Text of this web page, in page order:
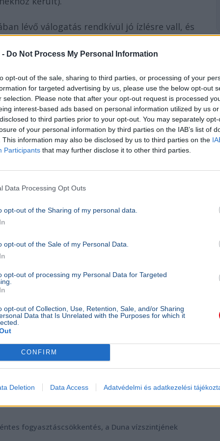
- Do Not Process My Personal Information
opt-out of the sale, sharing to third parties, or processing of your
for targeted advertising by us, please use the below opt-out
selection. Please note that after your opt-out request is processed
interest-based ads based on personal information utilized by us
to third parties prior to your opt-out. You may separately
of your personal information by third parties on the IAB’s list of
This information may also be disclosed by us to third parties on the
Participants that may further disclose it to other third parties.
Data Processing Opt Outs
opt-out of the Sharing of my personal data.
opt-out of the Sale of my Personal Data.
opt-out of processing my Personal Data for Targeted
opt-out of Collection, Use, Retention, Sale, and/or Sharing
Data that Is Unrelated with the Purposes for which it
CONFIRM
Deletion Data Access Adatvédelmi és adatkezelési
lévő válogatás rendkívül jó ízlésre vall, és
tartalmazza, sok esetben eredeti,
a múzeummal kötött bérleti/kölcsönzési
az új kormány – amely a bejelentések szerint
– meghosszabbítja-e a szerződést, vagy a
a„földi halandók”is láthassák őket.
terek kialakításánál ügyeltek a történelmi
, ahol Tisza Kálmán és Tisza István
Párt Rogán Antal
az önkéntes
energiakorlátozásokat
fogyasztáscsökkentés, a Duna vízszintjének